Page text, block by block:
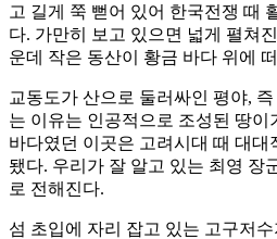
고 길게 쭉 뻗어 있어 한국전쟁 때
다. 가만히 보고 있으면 넓게 펼쳐
운데 작은 동산이 황금 바다 위에
교동도가 산으로 둘러싸인 평야,
는 이유는 인공적으로 조성된 땅이
바다였던 이곳은 고려시대 때 대
됐다. 우리가 잘 알고 있는 최영 장
로 전해진다.
섬 초입에 자리 잡고 있는 고구저